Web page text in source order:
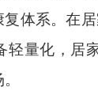
体系。在居
轻量化，居